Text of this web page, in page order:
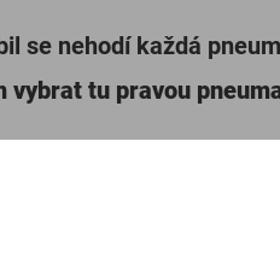
se nehodí každá
vybrat tu pravou